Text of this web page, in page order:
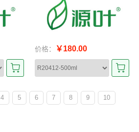
价格： ￥180.00
4 5 6 7 8 9 10